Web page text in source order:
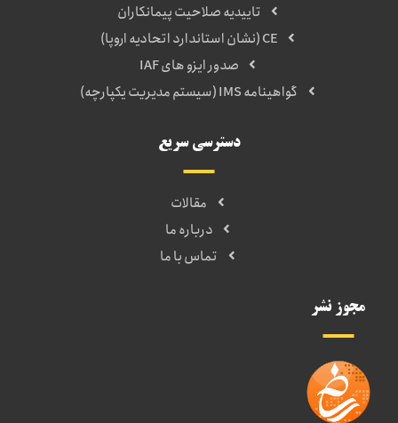
تاییدیه صلاحیت پیمانکاران
CE (نشان استاندارد اتحادیه اروپا)
صدور ایزو های IAF
گواهینامه IMS (سیستم مدیریت یکپارچه)
دسترسی سریع
مقالات
درباره ما
تماس با ما
مجوز نشر